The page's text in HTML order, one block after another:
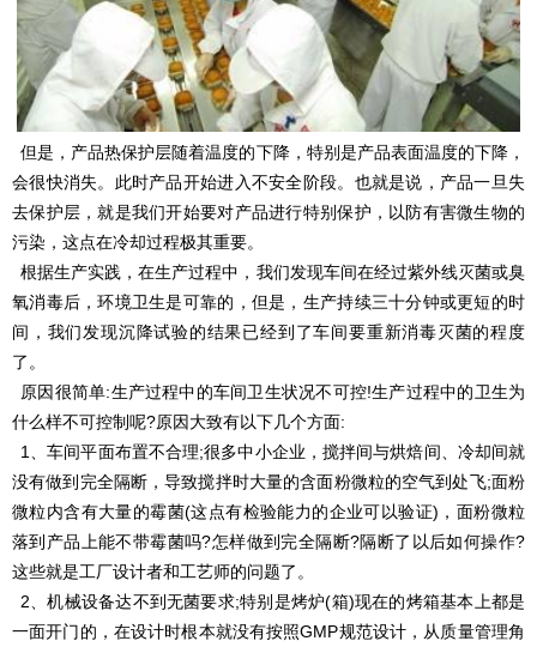
但是，产品热保护层随着温度的下降，特别是产品表面温度的下降，
会很快消失。此时产品开始进入不安全阶段。也就是说，产品一旦失
去保护层，就是我们开始要对产品进行特别保护，以防有害微生物的
污染，这点在冷却过程极其重要。
根据生产实践，在生产过程中，我们发现车间在经过紫外线灭菌或臭
氧消毒后，环境卫生是可靠的，但是，生产持续三十分钟或更短的时
间，我们发现沉降试验的结果已经到了车间要重新消毒灭菌的程度
了。
原因很简单:生产过程中的车间卫生状况不可控!生产过程中的卫生为
什么样不可控制呢?原因大致有以下几个方面:
1、车间平面布置不合理;很多中小企业，搅拌间与烘焙间、冷却间就
没有做到完全隔断，导致搅拌时大量的含面粉微粒的空气到处飞;面粉
微粒内含有大量的霉菌(这点有检验能力的企业可以验证)，面粉微粒
落到产品上能不带霉菌吗?怎样做到完全隔断?隔断了以后如何操作?
这些就是工厂设计者和工艺师的问题了。
2、机械设备达不到无菌要求;特别是烤炉(箱)现在的烤箱基本上都是
一面开门的，在设计时根本就没有按照GMP规范设计，从质量管理角